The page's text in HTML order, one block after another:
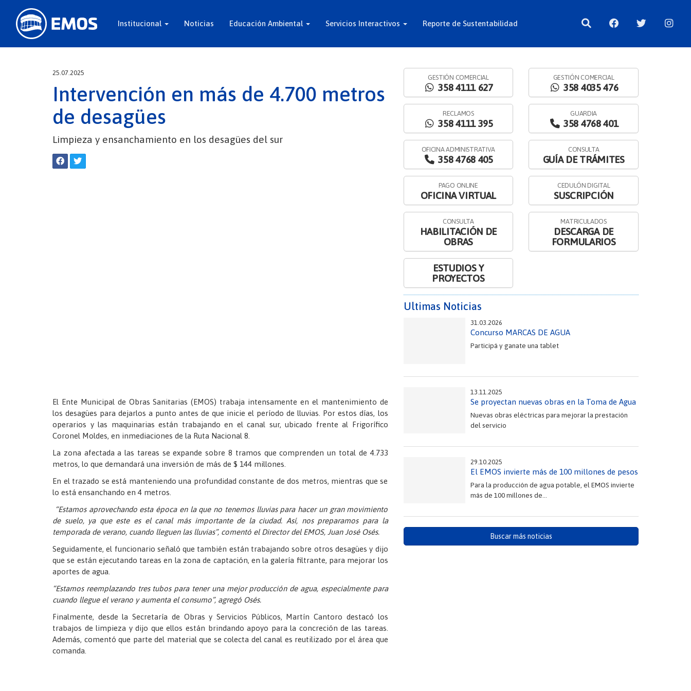
Institucional Noticias Educación Ambiental Servicios Interactivos Reporte de Sustentabilidad
25.07.2025
Intervención en más de 4.700 metros
de desagües
Limpieza y ensanchamiento en los desagües del sur
El Ente Municipal de Obras Sanitarias (EMOS) trabaja intensamente en el mantenimiento de
los desagües para dejarlos a punto antes de que inicie el período de lluvias. Por estos días, los
operarios y las maquinarias están trabajando en el canal sur, ubicado frente al Frigorífico
Coronel Moldes, en inmediaciones de la Ruta Nacional 8.
La zona afectada a las tareas se expande sobre 8 tramos que comprenden un total de 4.733
metros, lo que demandará una inversión de más de $ 144 millones.
En el trazado se está manteniendo una profundidad constante de dos metros, mientras que se
lo está ensanchando en 4 metros.
“Estamos aprovechando esta época en la que no tenemos lluvias para hacer un gran movimiento
de suelo, ya que este es el canal más importante de la ciudad. Así, nos preparamos para la
temporada de verano, cuando lleguen las lluvias”, comentó el Director del EMOS, Juan José Osés.
Seguidamente, el funcionario señaló que también están trabajando sobre otros desagües y dijo
que se están ejecutando tareas en la zona de captación, en la galería filtrante, para mejorar los
aportes de agua.
“Estamos reemplazando tres tubos para tener una mejor producción de agua, especialmente para
cuando llegue el verano y aumenta el consumo”, agregó Osés.
Finalmente, desde la Secretaría de Obras y Servicios Públicos, Martín Cantoro destacó los
trabajos de limpieza y dijo que ellos están brindando apoyo para la concreción de las tareas.
Además, comentó que parte del material que se colecta del canal es reutilizado por el área que
comanda.
GESTIÓN COMERCIAL
358 4111 627
GESTIÓN COMERCIAL
358 4035 476
RECLAMOS
358 4111 395
GUARDIA
358 4768 401
OFICINA ADMINISTRATIVA
358 4768 405
CONSULTA
GUÍA DE TRÁMITES
PAGO ONLINE
OFICINA VIRTUAL
CEDULÓN DIGITAL
SUSCRIPCIÓN
CONSULTA
HABILITACIÓN DE
OBRAS
MATRICULADOS
DESCARGA DE
FORMULARIOS
ESTUDIOS Y
PROYECTOS
Ultimas Noticias
31.03.2026
Concurso MARCAS DE AGUA
Participá y ganate una tablet
13.11.2025
Se proyectan nuevas obras en la Toma de Agua
Nuevas obras eléctricas para mejorar la prestación
del servicio
29.10.2025
El EMOS invierte más de 100 millones de pesos
Para la producción de agua potable, el EMOS invierte
más de 100 millones de...
Buscar más noticias